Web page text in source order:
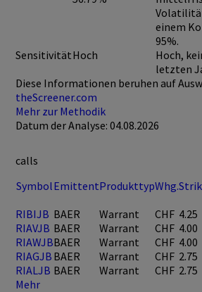
einem
95%.
SensitivitätHoch
Hoch,
letzten
Diese Informationen beruhen auf
theScreener.com
Mehr zur Methodik
Datum der Analyse: 04.08.2026
calls
SymbolEmittentProdukttypWhg.
RIBIJB BAER Warrant CHF 4.25
RIAVJB BAER Warrant CHF 4.00
RIAWJBBAER Warrant CHF 4.00
RIAGJB BAER Warrant CHF 2.75
RIALJB BAER Warrant CHF 2.75
Mehr